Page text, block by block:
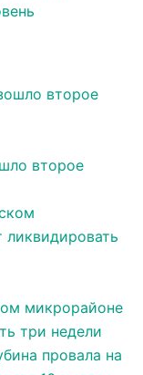
второе
микрорайоне
три недели